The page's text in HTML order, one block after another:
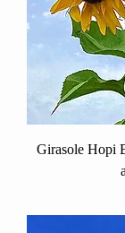
Girasole Hopi